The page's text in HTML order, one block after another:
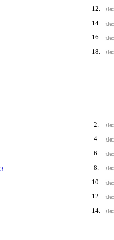
12.
14.
16.
18.
2.
4.
6.
8.
10.
12.
14.